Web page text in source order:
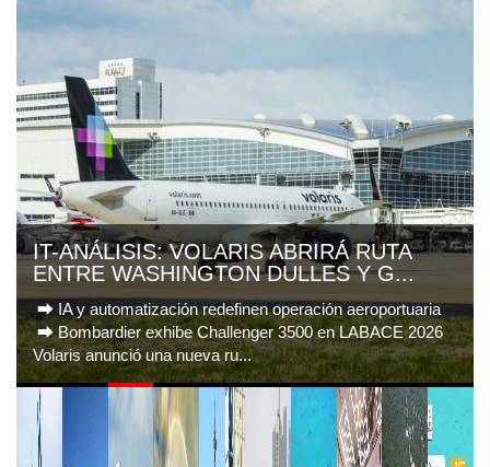
IT-ANÁLISIS: VOLARIS ABRIRÁ RUTA
ENTRE WASHINGTON DULLES Y G...
⮕ IA y automatización redefinen operación aeroportuaria
⮕ Bombardier exhibe Challenger 3500 en LABACE 2026
Volaris anunció una nueva ru...